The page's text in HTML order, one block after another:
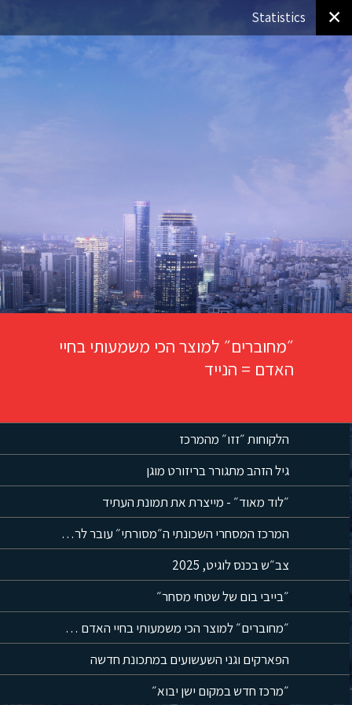
✕
Statistics
״מחוברים״ למוצר הכי משמעותי בחיי
האדם = הנייד
הלקוחות ״זזו״ מהמרכז
גיל הזהב מתגורר בריזורט מוגן
״לוד מאוד״ - מייצרת את תמונת העתיד
המרכז המסחרי השכונתי ה״מסורתי״ עובר לרחובות
צב״ש בכנס לוגיט, 2025
״בייבי בום של שטחי מסחר״
״מחוברים״ למוצר הכי משמעותי בחיי האדם = הנייד
הפארקים וגני השעשועים במתכונת חדשה
״מרכז חדש במקום ישן יבוא״